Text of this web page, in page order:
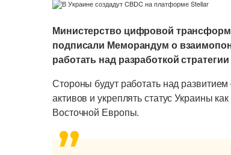
Министерство цифровой
подписали Меморандум о
работать над разработкой
Стороны будут работать над
активов и укреплять статус Украины
Восточной Европы.